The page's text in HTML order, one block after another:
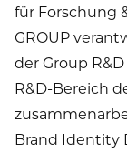
für Forschung
GROUP
der Group
R&D-Bereich
Brand Identity